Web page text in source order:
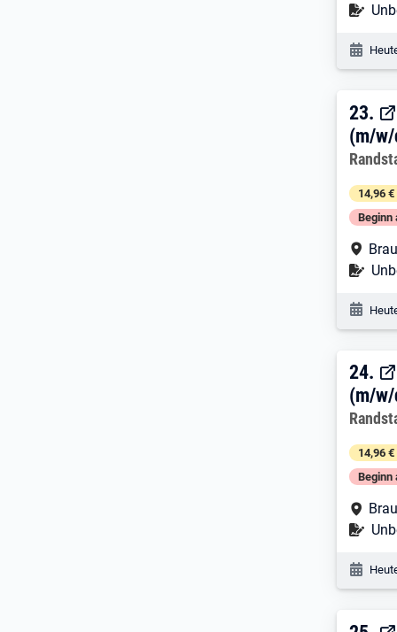
23.
23.
(m/
14,96
Beginn
24.
24.
(m/
14,96
Beginn